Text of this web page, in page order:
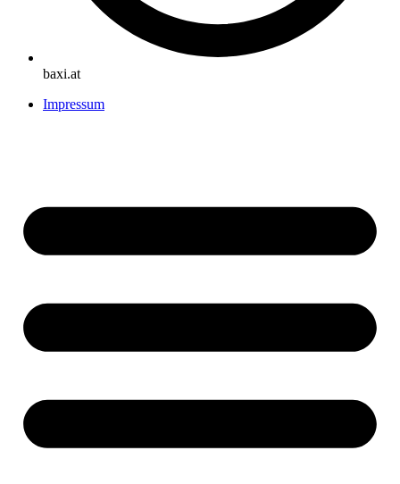
baxi.at
Impressum